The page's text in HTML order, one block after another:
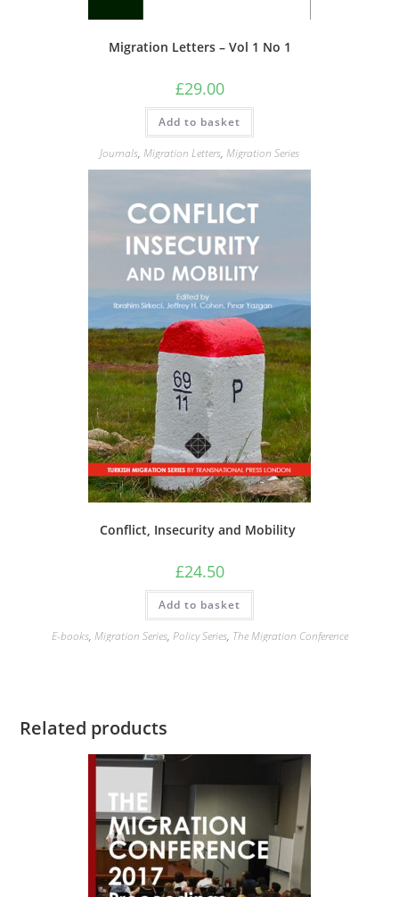
Migration Letters – Vol 1 No 1
£29.00
Add to basket
Journals, Migration Letters, Migration Series
Conflict, Insecurity and Mobility
£24.50
Add to basket
E-books, Migration Series, Policy Series, The Migration Conference
Related products